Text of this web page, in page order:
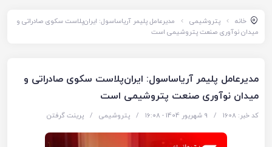
خانه پتروشیمی
مدیرعامل پلیمر آریاساسول: ایران‌پلاست سکوی صادراتی و
میدان نوآوری صنعت پتروشیمی است
مدیرعامل پلیمر آریاساسول: ایران‌پلاست سکوی صادراتی و
میدان نوآوری صنعت پتروشیمی است
کد خبر: 1608 / 9 شهریور 1404 - ۱۶:۰۸ / پتروشیمی / پرینت گرفتن